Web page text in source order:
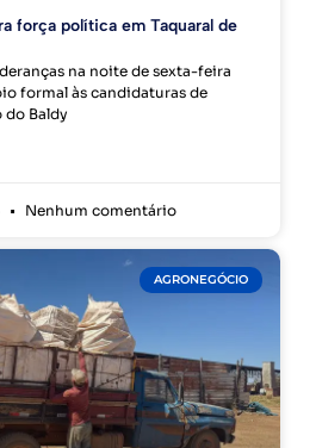
força política em Taquaral de
na noite de sexta-feira
formal às candidaturas de
do Baldy
Nenhum comentário
AGRONEGÓCIO